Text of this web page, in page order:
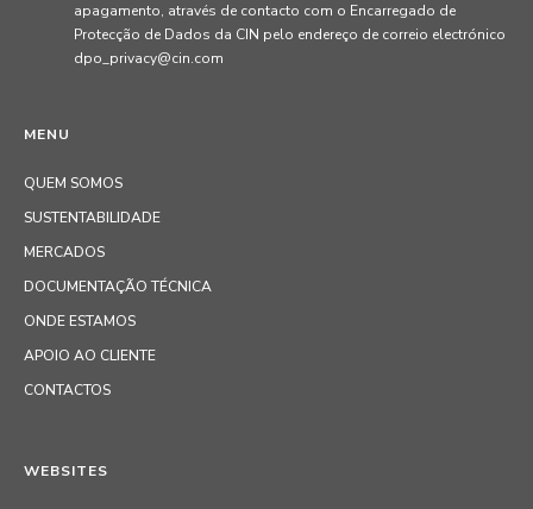
MENU
QUEM SOMOS
SUSTENTABILIDADE
MERCADOS
DOCUMENTAÇÃO TÉCNICA
ONDE ESTAMOS
APOIO AO CLIENTE
CONTACTOS
apagamento, através de contacto com o Encarregado de
Protecção de Dados da CIN pelo endereço de correio electrónico
dpo_privacy@cin.com
WEBSITES